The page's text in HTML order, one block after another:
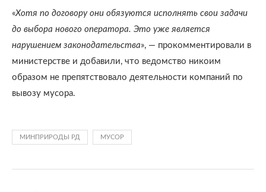
«Хотя по договору они обязуются исполнять свои задачи
до выбора нового оператора. Это уже является
нарушением законодательства», — прокомментировали в
министерстве и добавили, что ведомство никоим
образом не препятствовало деятельности компаний по
вывозу мусора.
МИНПРИРОДЫ РД МУСОР